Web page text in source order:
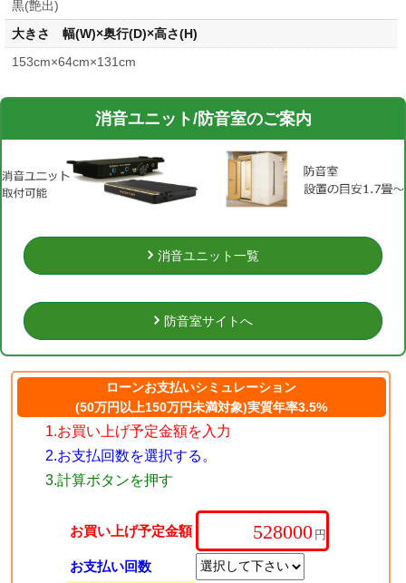
黒(艶出)
大きさ 幅(W)×奥行(D)×高さ(H)
153cm×64cm×131cm
消音ユニット/防音室のご案内
消音ユニット一覧
防音室サイトへ
ローンお支払いシミュレーション
(50万円以上150万円未満対象)実質年率3.5%
1.お買い上げ予定金額を入力
2.お支払回数を選択する。
3.計算ボタンを押す
お買い上げ予定金額 円
お支払い回数